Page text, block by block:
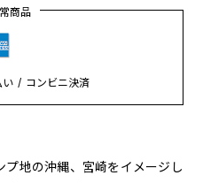
商品
い コンビニ決済
地の沖縄、宮崎をイメージし